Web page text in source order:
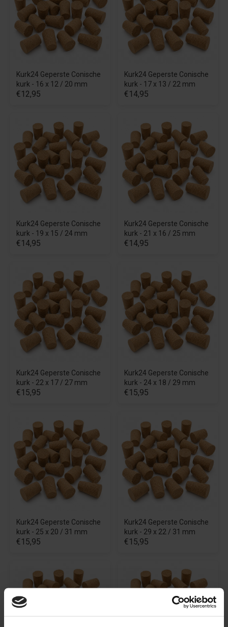
Kurk24 Geperste Conische
kurk - 16 x 12 / 20 mm
€12,95
Kurk24 Geperste Conische
kurk - 17 x 13 / 22 mm
€14,95
Kurk24 Geperste Conische
kurk - 19 x 15 / 24 mm
€14,95
Kurk24 Geperste Conische
kurk - 21 x 16 / 25 mm
€14,95
Kurk24 Geperste Conische
kurk - 22 x 17 / 27 mm
€15,95
Kurk24 Geperste Conische
kurk - 24 x 18 / 29 mm
€15,95
Kurk24 Geperste Conische
kurk - 25 x 20 / 31 mm
€15,95
Kurk24 Geperste Conische
kurk - 29 x 22 / 31 mm
€15,95